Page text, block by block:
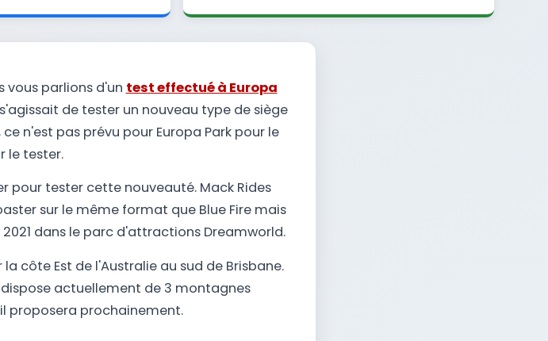
vous parlions d'un test effectué à Europa
de tester un nouveau type de siège
n'est pas prévu pour Europa Park pour le
le tester.
pour tester cette nouveauté. Mack Rides
sur le même format que Blue Fire mais
dans le parc d'attractions Dreamworld.
côte Est de l'Australie au sud de Brisbane.
actuellement de 3 montagnes
proposera prochainement.